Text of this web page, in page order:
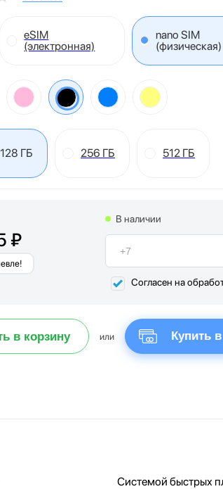
eSIM
(электронная)
nano SIM
(физическая)
128 ГБ 256 ГБ 512 ГБ
₽
В наличии
Согласен на
в корзину или Купить
Системой быстрых